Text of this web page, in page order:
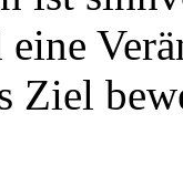
eine
Ziel